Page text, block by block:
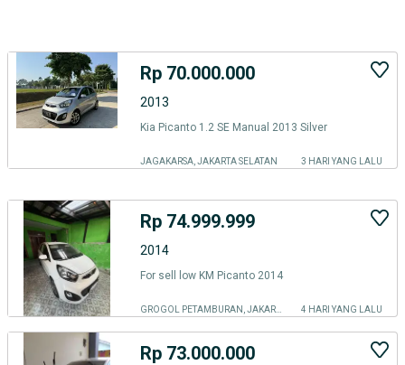
Rp 70.000.000
2013
Kia Picanto 1.2 SE Manual 2013 Silver
JAGAKARSA, JAKARTA SELATAN 3 HARI YANG LALU
Rp 74.999.999
2014
For sell low KM Picanto 2014
4 HARI YANG LALU
Rp 73.000.000